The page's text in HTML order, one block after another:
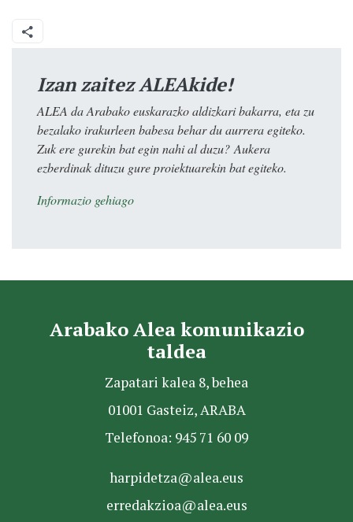
Izan zaitez ALEAkide!
ALEA da Arabako euskarazko aldizkari bakarra, eta zu
bezalako irakurleen babesa behar du aurrera egiteko.
Zuk ere gurekin bat egin nahi al duzu? Aukera
ezberdinak dituzu gure proiektuarekin bat egiteko.
Informazio gehiago
Arabako Alea komunikazio
taldea
Zapatari kalea 8, behea
01001 Gasteiz, ARABA
Telefonoa: 945 71 60 09
harpidetza@alea.eus
erredakzioa@alea.eus